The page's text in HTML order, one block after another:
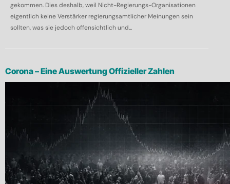
gekommen. Dies deshalb, weil Nicht-Regierungs-Organisationen
eigentlich keine Verstärker regierungsamtlicher Meinungen sein
sollten, was sie jedoch offensichtlich und...
Corona – Eine Auswertung Offizieller Zahlen